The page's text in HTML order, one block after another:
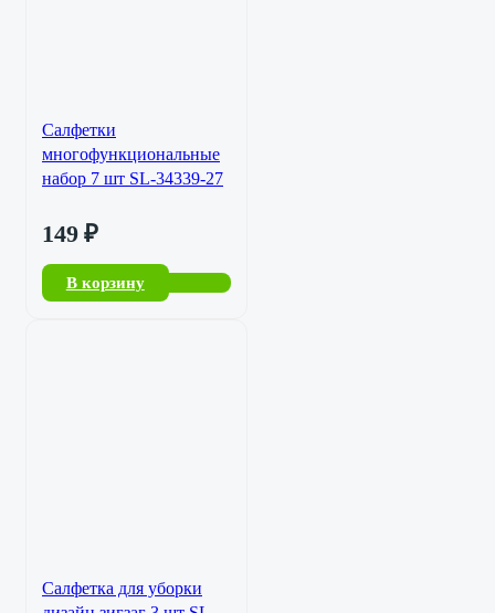
Салфетки
многофункциональные
набор 7 шт SL-34339-27
149 ₽
В корзину
Салфетка для уборки